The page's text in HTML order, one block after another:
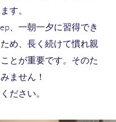
す。
、一朝一夕に習得でき
め、長く続けて慣れ親
とが重要です。そのた
ません！
ださい。